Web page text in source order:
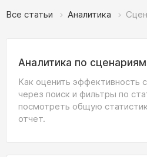
Все статьи Аналитика
Аналитика по сценариям
Как оценить эффективность
через поиск и фильтры по
посмотреть общую
отчет.